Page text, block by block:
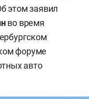
этом заявил
во время
форуме
авто